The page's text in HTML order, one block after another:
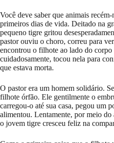
Você deve saber que animais
primeiros dias de vida. Deitado na
pequeno tigre gritou
pastor ouviu o choro, correu para
encontrou o filhote ao lado do corpo
cuidadosamente, tocou nela para
que estava morta.
O pastor era um homem solidário.
filhote órfão. Ele gentilmente o
carregou-o até sua casa, pegou um
alimentou. Lentamente, por meio
o jovem tigre cresceu feliz na